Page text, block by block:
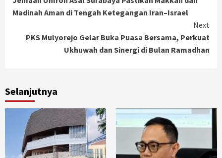
Reading
Madinah Aman di Tengah Ketegangan Iran–Israel
Next
PKS Mulyorejo Gelar Buka Puasa Bersama, Perkuat
Ukhuwah dan Sinergi di Bulan Ramadhan
Selanjutnya